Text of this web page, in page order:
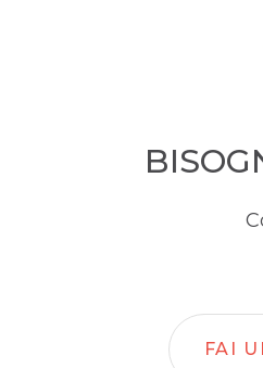
FAI